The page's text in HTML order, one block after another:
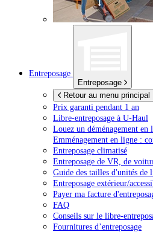
Entreposage
Entreposage
Retour au menu principal
Prix garanti pendant 1 an
Libre-entreposage à U-Haul
Louez un déménagement en
Emménagement en ligne :
Entreposage climatisé
Entreposage de VR, de
Guide des tailles d'unités de
Entreposage extérieur/
Payer ma facture
FAQ
Conseils sur le libre-
Fournitures d’entreposage